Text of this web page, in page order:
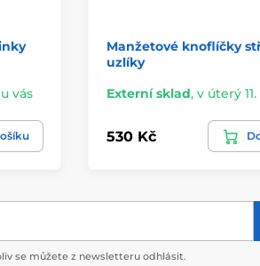
vás
Manžetové knoflíčky
uzlíky
Externí sklad, v úterý
530 Kč
se můžete z newsletteru odhlásit.